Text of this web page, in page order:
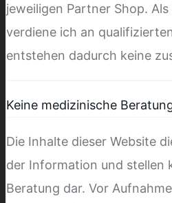
jeweiligen Partner Shop.
verdiene ich an
entstehen dadurch keine
Keine medizinische
Die Inhalte dieser Website
der Information und stellen
Beratung dar. Vor